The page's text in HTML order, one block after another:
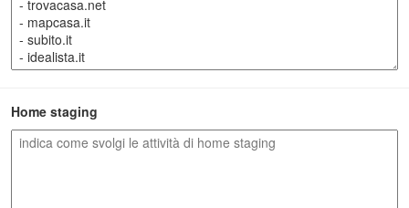
Home staging